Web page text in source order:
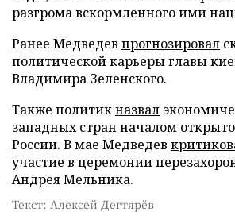
разгрома вскормленного ими
Ранее Медведев прогнозировал
политической карьеры главы
Владимира Зеленского.
Также политикназвал
западных стран началом
России. В мае Медведев
участие в церемонии
Андрея Мельника.
Текст: Алексей Дегтярёв